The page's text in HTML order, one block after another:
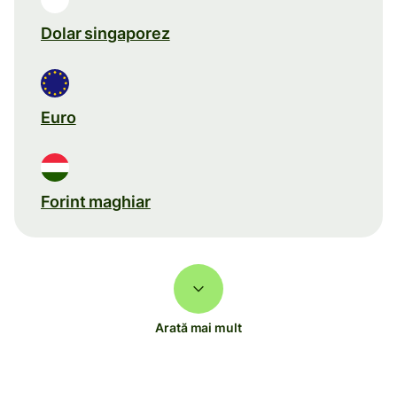
Dolar singaporez
Euro
Forint maghiar
Arată mai mult